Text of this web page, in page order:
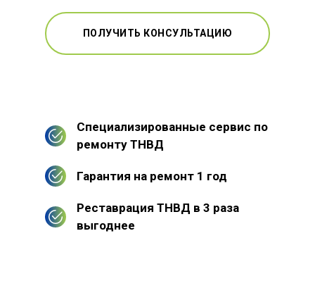
ПОЛУЧИТЬ КОНСУЛЬТАЦИЮ
Специализированные сервис по
ремонту ТНВД
Гарантия на ремонт 1 год
Реставрация ТНВД в 3 раза
выгоднее